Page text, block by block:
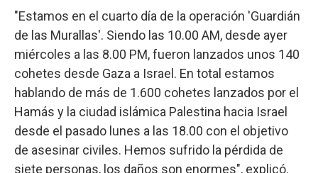
"Estamos en el cuarto día de la operación 'Guardián
de las Murallas'. Siendo las 10.00 AM, desde ayer
miércoles a las 8.00 PM, fueron lanzados unos 140
cohetes desde Gaza a Israel. En total estamos
hablando de más de 1.600 cohetes lanzados por el
Hamás y la ciudad islámica Palestina hacia Israel
desde el pasado lunes a las 18.00 con el objetivo
de asesinar civiles. Hemos sufrido la pérdida de
siete personas, los daños son enormes", explicó.